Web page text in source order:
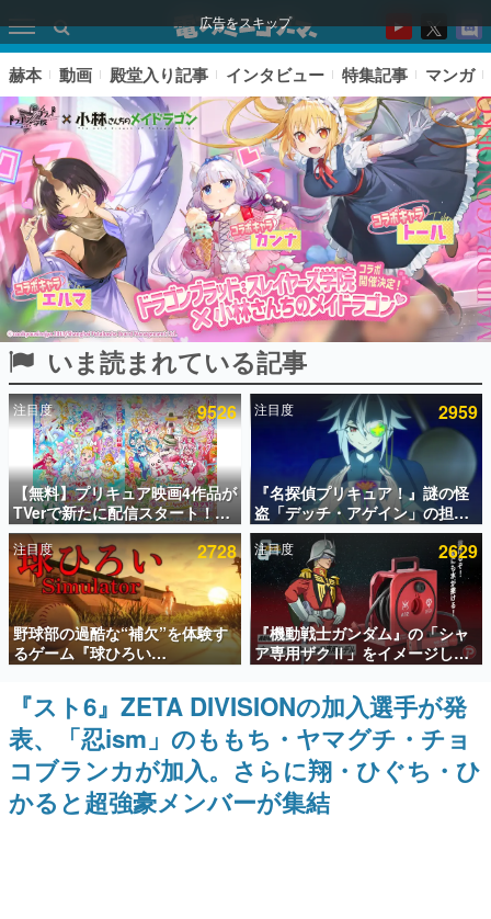
広告をスキップ
ピックアップ
電ファミのいま読まれている記事ランキング
アプリセール情報
インタビュー
連載・特集一覧
殿堂入り記事
SNS拡散数が数千以上！ ページビュー数万以上！ などな
ど。多くの人々に読まれた、電ファミ渾身の“殿堂入り”記
事をまとめました。
ゲームの企画書
名作ゲームクリエイターの方々に製作時のエピソードをお
聞きし、ヒットする企画（ゲーム）とは何か？を探ってい
きます。
赫本
この物語を解いてはいけない。『赫本』は、〈試験問題〉
赫本 動画 殿堂入り記事 インタビュー 特集記事 マンガ
いま読まれている記事
注目度 9526
【無料】プリキュア映画4作品が
TVerで新たに配信スタート！な
んと2018年～2024年の映画ほぼ
すべてが見放題に、ぶっちゃけ
ありえないラインナップ
注目度 2959
『名探偵プリキュア！』謎の怪
盗「デッチ・アゲイン」の担当
キャストは天﨑滉平さんと判
明。『Re:ゼロから始める異世
界生活』オットー役、『ヒプノ
シスマイク』山田三郎役など
注目度 2728
野球部の過酷な“補欠”を体験す
るゲーム『球ひろい
Simulator』が「1件」のウィッ
シュリストをもとにチェコ語に
対応しSNSで話題に。『キング
ダム・カム』開発元やチェコの
プロ野球選手から称賛の声
注目度 2629
『機動戦士ガンダム』の「シャ
ア専用ザクⅡ」をイメージした
散水ホースリールが予約開始。
本体にはシャアのパーソナルマ
ークやジオン公国軍のエンブレ
ム、型式番号などを配置
『スト6』ZETA DIVISIONの加入選手が発
表、「忍ism」のももち・ヤマグチ・チョ
コブランカが加入。さらに翔・ひぐち・ひ
かると超強豪メンバーが集結